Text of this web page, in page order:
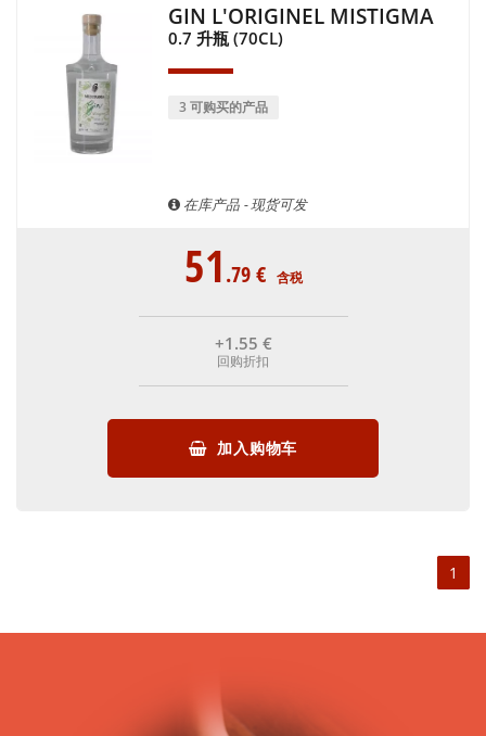
GIN L'ORIGINEL MISTIGMA
0.7 升瓶 (70CL)
3 可购买的产品
在库产品 - 现货可发
51.79€ 含税
+1 .55 €
回购折扣
加入购物车
1